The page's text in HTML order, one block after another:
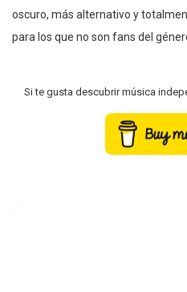
oscuro, más alternativo y
para los que no son fans del
Si te gusta descubrir música